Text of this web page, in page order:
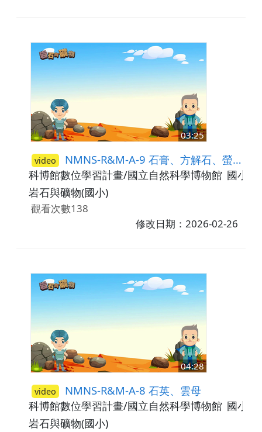
03:25
video NMNS-R&M-A-9 石膏、方解石、螢石
科博館數位學習計畫/國立自然科學博物館 國小5-
岩石與礦物(國小)
觀看次數138
修改日期：2026-02-26
04:28
video NMNS-R&M-A-8 石英、雲母
科博館數位學習計畫/國立自然科學博物館 國小5-
岩石與礦物(國小)